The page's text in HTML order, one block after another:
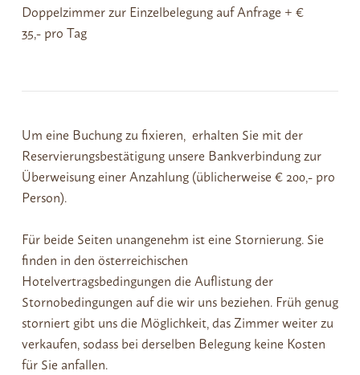
Doppelzimmer zur Einzelbelegung auf Anfrage + €
35,- pro Tag
Um eine Buchung zu fixieren, erhalten Sie mit der
Reservierungsbestätigung unsere Bankverbindung zur
Überweisung einer Anzahlung (üblicherweise € 200,- pro
Person).
Für beide Seiten unangenehm ist eine Stornierung. Sie
finden in den österreichischen
Hotelvertragsbedingungen die Auflistung der
Stornobedingungen auf die wir uns beziehen. Früh genug
storniert gibt uns die Möglichkeit, das Zimmer weiter zu
verkaufen, sodass bei derselben Belegung keine Kosten
für Sie anfallen.